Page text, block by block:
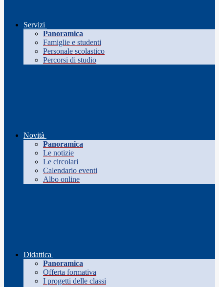
Servizi
Panoramica
Famiglie e studenti
Personale scolastico
Percorsi di studio
Novità
Panoramica
Le notizie
Le circolari
Calendario eventi
Albo online
Didattica
Panoramica
Offerta formativa
I progetti delle classi